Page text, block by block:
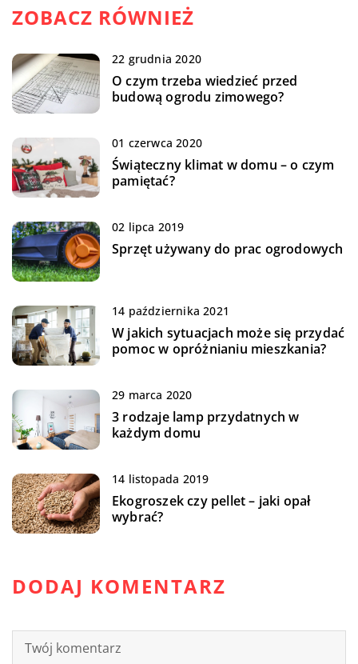
ZOBACZ RÓWNIEŻ
22 grudnia 2020
O czym trzeba wiedzieć przed
budową ogrodu zimowego?
01 czerwca 2020
Świąteczny klimat w domu – o czym
pamiętać?
02 lipca 2019
Sprzęt używany do prac ogrodowych
14 października 2021
W jakich sytuacjach może się przydać
pomoc w opróżnianiu mieszkania?
29 marca 2020
3 rodzaje lamp przydatnych w
każdym domu
14 listopada 2019
Ekogroszek czy pellet – jaki opał
wybrać?
DODAJ KOMENTARZ